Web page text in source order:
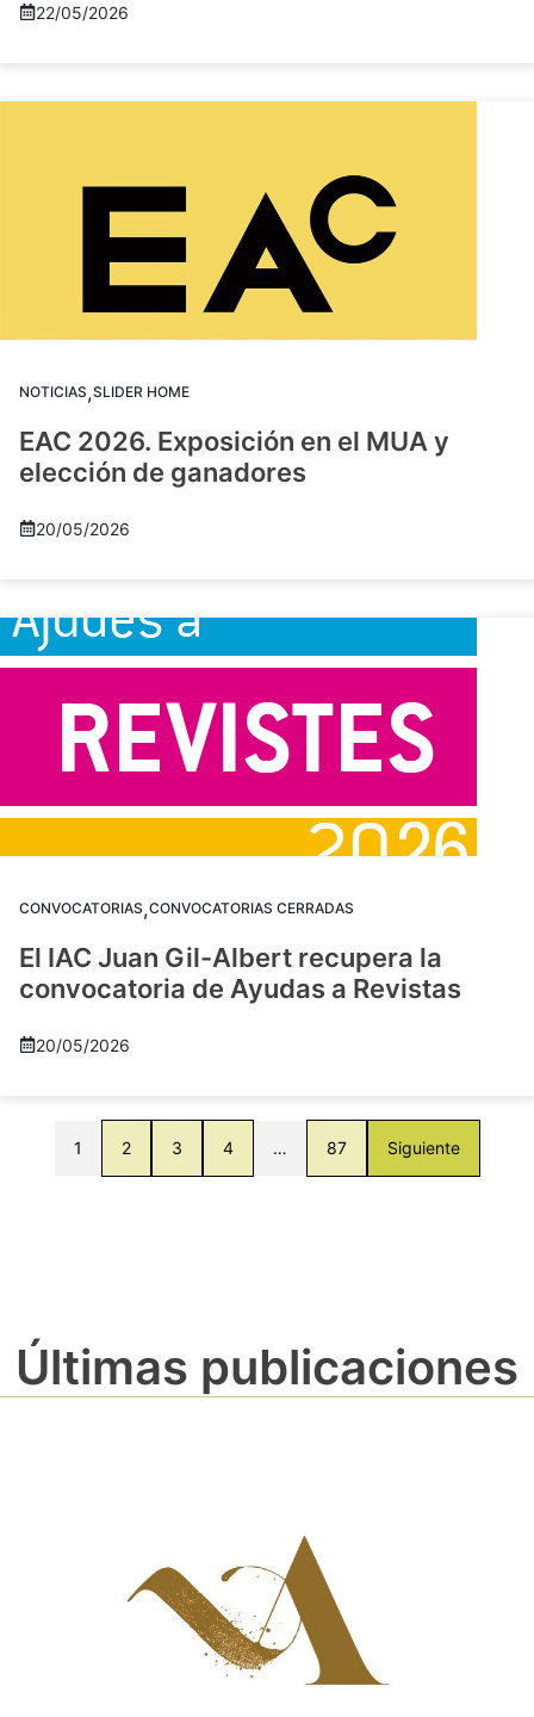
22/05/2026
NOTICIAS,SLIDER HOME
EAC 2026. Exposición en el MUA y
elección de ganadores
20/05/2026
CONVOCATORIAS,CONVOCATORIAS CERRADAS
El IAC Juan Gil-Albert recupera la
convocatoria de Ayudas a Revistas
20/05/2026
1 2 3 4 … 87 Siguiente
Últimas publicaciones